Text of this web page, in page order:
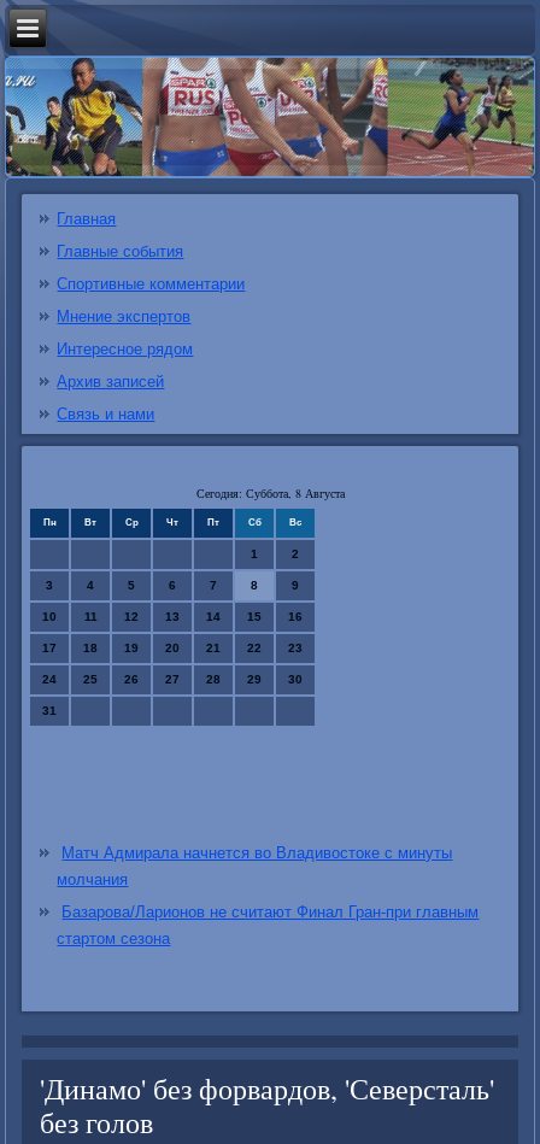
Главная
Главные события
Спортивные комментарии
Мнение экспертов
Интересное рядом
Архив записей
Связь и нами
Сегодня: Суббота, 8 Августа
Пн Вт Ср Чт Пт Сб Вс
1 2
3 4 5 6 7 8 9
10 11 12 13 14 15 16
17 18 19 20 21 22 23
24 25 26 27 28 29 30
31
Матч Адмирала начнется во Владивостоке с минуты
молчания
Базарова/Ларионов не считают Финал Гран-при главным
стартом сезона
'Динамо' без форвардов, 'Северсталь'
без голов